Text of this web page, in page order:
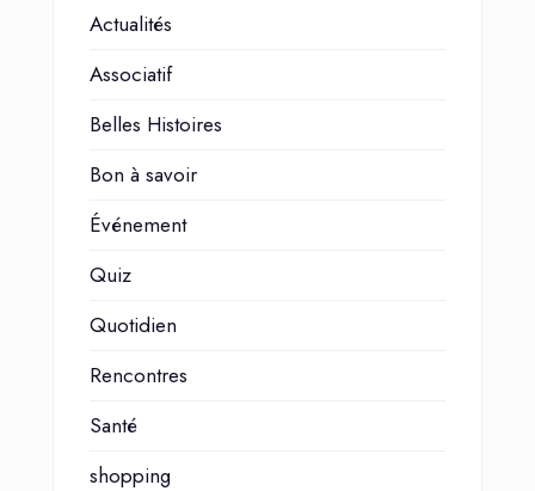
Actualités
Associatif
Belles Histoires
Bon à savoir
Événement
Quiz
Quotidien
Rencontres
Santé
shopping